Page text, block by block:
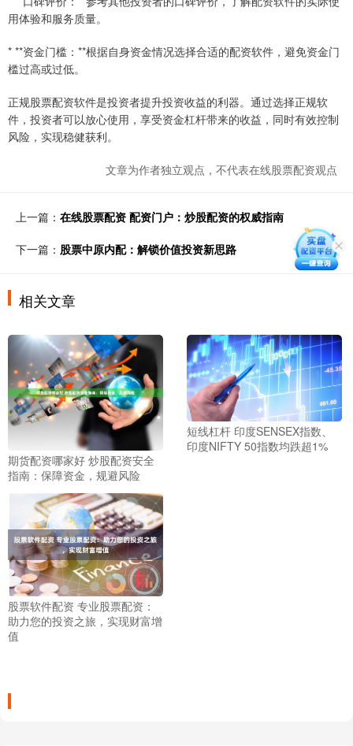
用体验和服务质量。
* **资金门槛：**根据自身资金情况选择合适的配资软件，避免资金门
槛过高或过低。
正规股票配资软件是投资者提升投资收益的利器。通过选择正规软
件，投资者可以放心使用，享受资金杠杆带来的收益，同时有效控制
风险，实现稳健获利。
文章为作者独立观点，不代表在线股票配资观点
上一篇： 在线股票配资 配资门户：炒股配资的权威指南
下一篇： 股票中原内配：解锁价值投资新思路
相关文章
期货配资哪家好 炒股配资安全
指南：保障资金，规避风险
短线杠杆 印度SENSEX指数、
印度NIFTY 50指数均跌超1%
股票软件配资 专业股票配资：
助力您的投资之旅，实现财富增
值